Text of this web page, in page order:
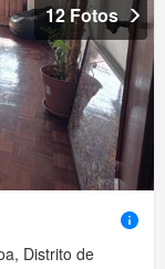
12 Fotos
Distrito de